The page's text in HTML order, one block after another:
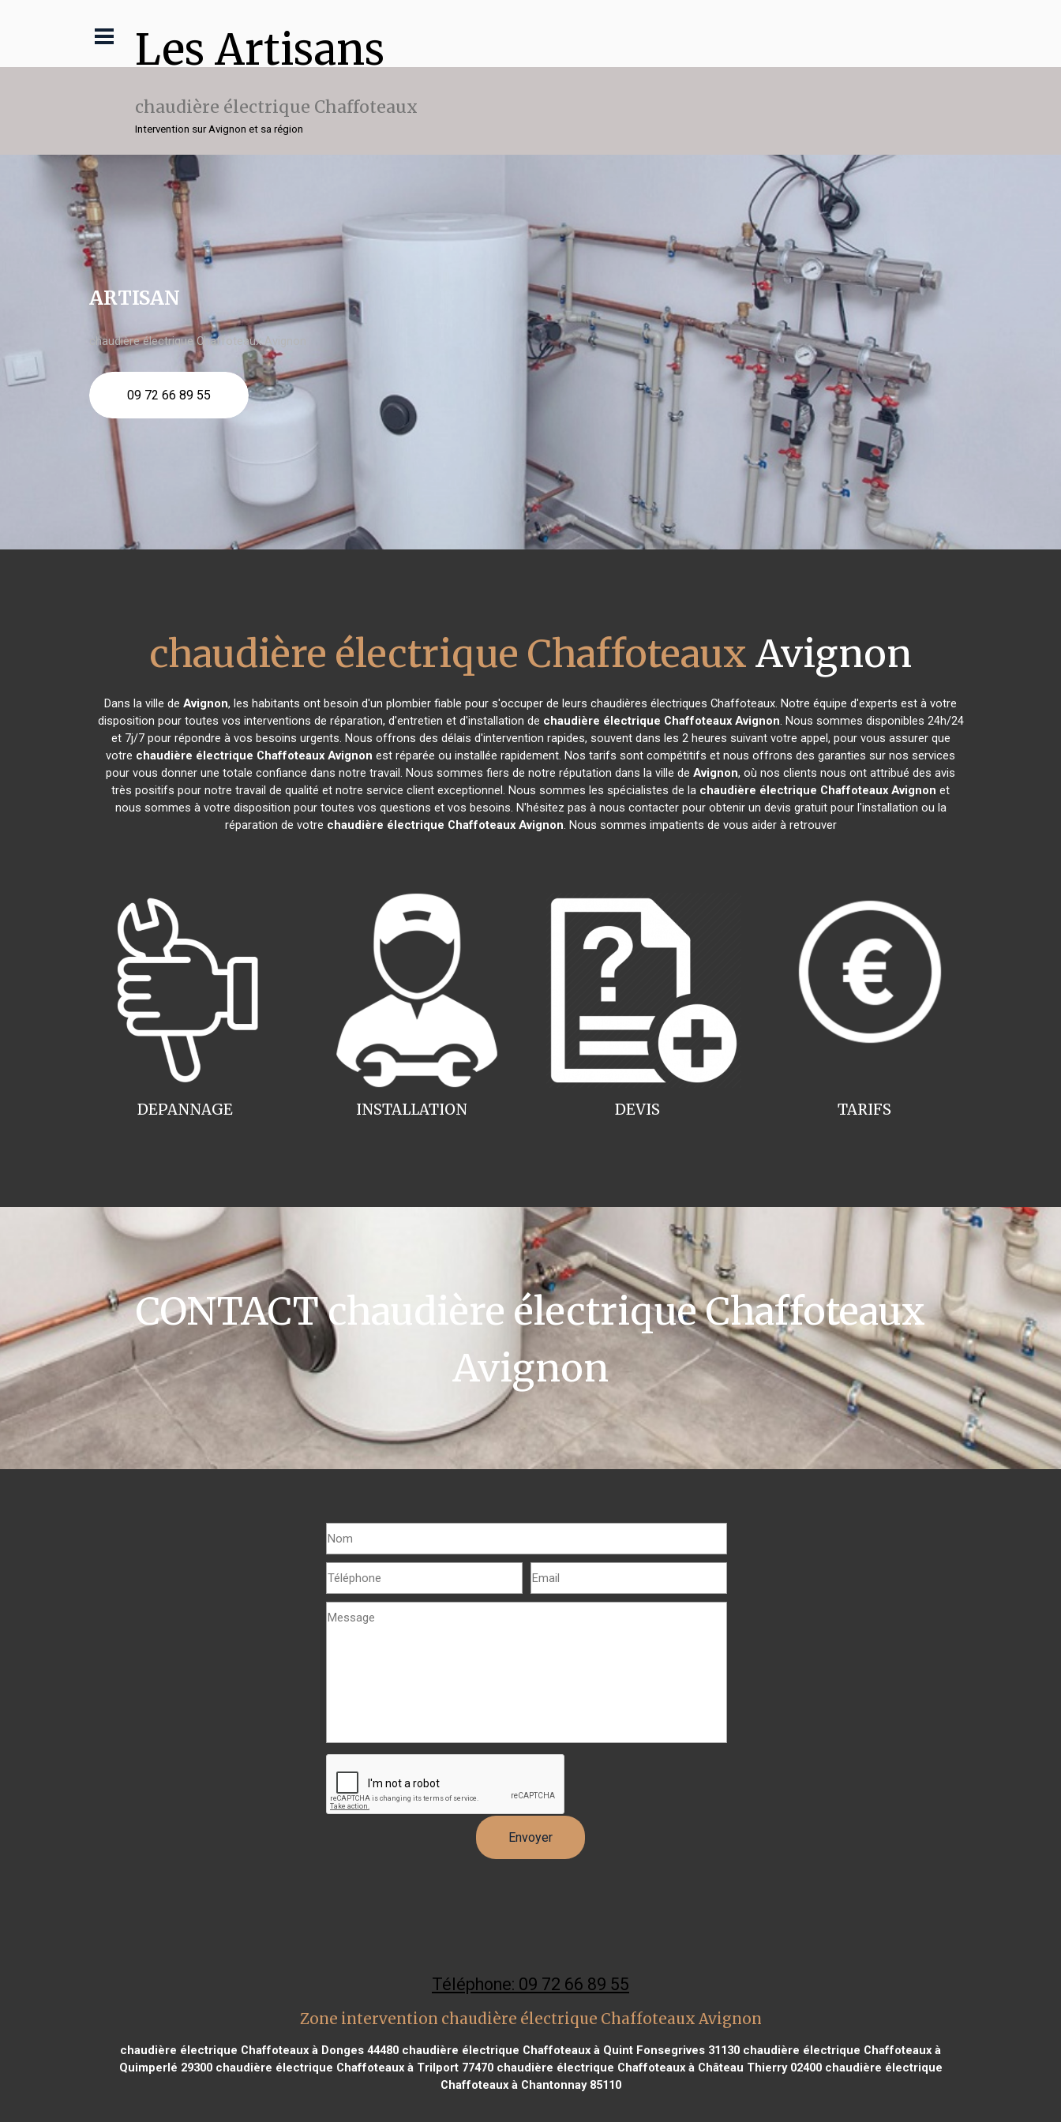
Les Artisans
chaudière électrique Chaffoteaux
Intervention sur Avignon et sa région
ARTISAN
chaudière électrique Chaffoteaux Avignon
09 72 66 89 55
chaudière électrique Chaffoteaux Avignon
Dans la ville de Avignon, les habitants ont besoin d'un plombier fiable pour s'occuper de leurs chaudières électriques Chaffoteaux. Notre équipe d'experts est à votre
disposition pour toutes vos interventions de réparation, d'entretien et d'installation de chaudière électrique Chaffoteaux Avignon. Nous sommes disponibles 24h/24
et 7j/7 pour répondre à vos besoins urgents. Nous offrons des délais d'intervention rapides, souvent dans les 2 heures suivant votre appel, pour vous assurer que
votre chaudière électrique Chaffoteaux Avignon est réparée ou installée rapidement. Nos tarifs sont compétitifs et nous offrons des garanties sur nos services
pour vous donner une totale confiance dans notre travail. Nous sommes fiers de notre réputation dans la ville de Avignon, où nos clients nous ont attribué des avis
très positifs pour notre travail de qualité et notre service client exceptionnel. Nous sommes les spécialistes de la chaudière électrique Chaffoteaux Avignon et
nous sommes à votre disposition pour toutes vos questions et vos besoins. N'hésitez pas à nous contacter pour obtenir un devis gratuit pour l'installation ou la
réparation de votre chaudière électrique Chaffoteaux Avignon. Nous sommes impatients de vous aider à retrouver
INSTALLATION
DEPANNAGE TARIFS
DEVIS
CONTACT chaudière électrique Chaffoteaux
Avignon
Téléphone: 09 72 66 89 55
Zone intervention chaudière électrique Chaffoteaux Avignon
chaudière électrique Chaffoteaux à Donges 44480 chaudière électrique Chaffoteaux à Quint Fonsegrives 31130 chaudière électrique Chaffoteaux à
Quimperlé 29300chaudière électrique Chaffoteaux à Trilport 77470chaudière électrique Chaffoteaux à Château Thierry 02400chaudière électrique
Chaffoteaux à Chantonnay 85110